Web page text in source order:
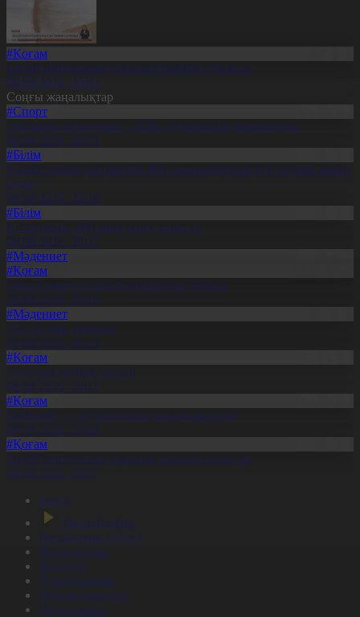
#Қоғам
Бидай импортына уақытша тыйым салынды
08.08.2026, 20:07
Соңғы жаңалықтар
#Спорт
«Болашақ ойындары – 2026» өз мәресіне жақындады
08.08.2026, 20:21
#Білім
Қазақстандық оқушылар ЖИ олимпиадасында 8 медаль жеңіп
алды
08.08.2026, 20:18
#Білім
Кітап оқып, 600 мың теңге ұтып ал
08.08.2026, 20:17
#Мәдениет
#Қоғам
Өнерді өнеге еткен Ерниязовтар отбасы
08.08.2026, 20:16
#Мәдениет
Дәстүр мен креатив
08.08.2026, 20:13
#Қоғам
Отандық өндіріс өрледі
08.08.2026, 20:11
#Қоғам
Құрылыс — ел дамуының қозғаушы күші
08.08.2026, 20:09
#Қоғам
Бидай импортына уақытша тыйым салынды
08.08.2026, 20:07
Басты
Тікелей эфир
Бағдарлама кестесі
Жаңалықтар
Жобалар
Телехикаялар
Мультсериалдар
Видеоархив